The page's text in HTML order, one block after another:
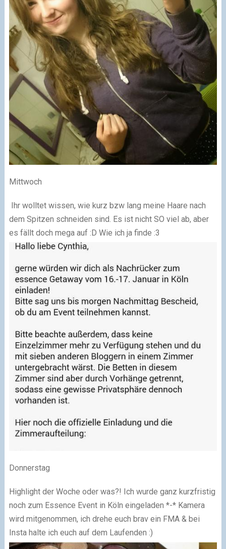
Mittwoch
Ihr wolltet wissen, wie kurz bzw lang meine Haare nach
dem Spitzen schneiden sind. Es ist nicht SO viel ab, aber
es fällt doch mega auf :D Wie ich ja finde :3
Donnerstag
Highlight der Woche oder was?! Ich wurde ganz kurzfristig
noch zum Essence Event in Köln eingeladen *-* Kamera
wird mitgenommen, ich drehe euch brav ein FMA & bei
Insta halte ich euch auf dem Laufenden :)